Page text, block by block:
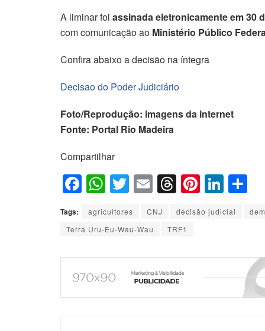
A liminar foi assinada eletronicamente em 30
com comunicação ao Ministério Público
Confira abaixo a decisão na íntegra
Decisao do Poder Judiciário
Foto/Reprodução: imagens da internet
Fonte: Portal Rio Madeira
Compartilhar
F
a
c
e
b
o
o
W
h
at
s
A
p
p
T
wi
tt
er
E
m
ail
T
hr
e
a
d
s
Pi
nt
er
st
Li
n
k
dI
h
ar
Tags: agricultores CNJ decisão judicial
Terra Uru-Eu-Wau-Wau
TRF1